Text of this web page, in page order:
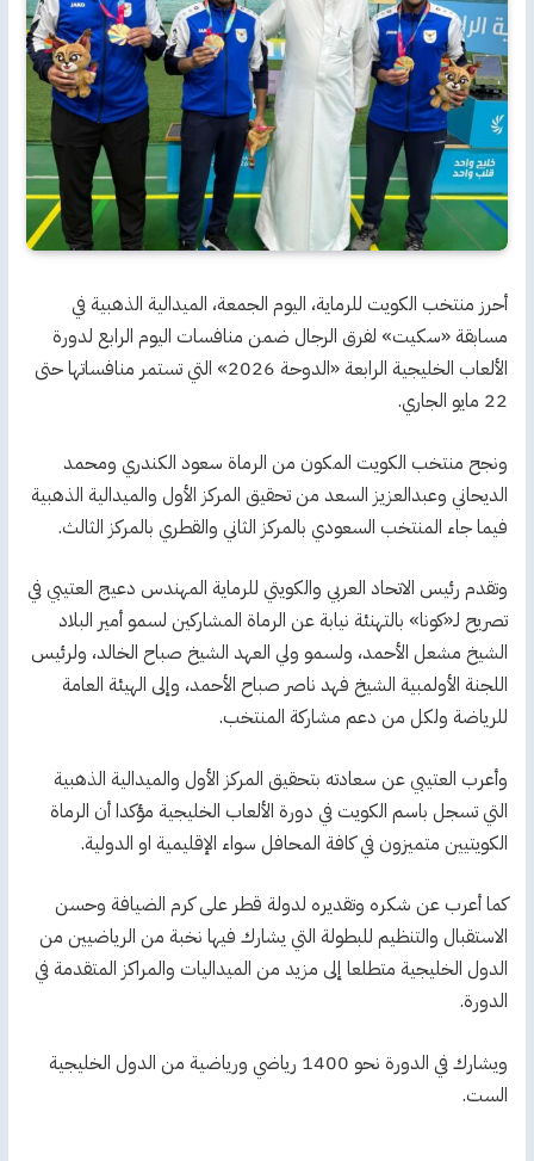
أحرز منتخب الكويت للرماية، اليوم الجمعة، الميدالية الذهبية في
مسابقة «سكيت» لفرق الرجال ضمن منافسات اليوم الرابع لدورة
الألعاب الخليجية الرابعة «الدوحة 2026» التي تستمر منافساتها حتى
22 مايو الجاري.
ونجح منتخب الكويت المكون من الرماة سعود الكندري ومحمد
الديحاني وعبدالعزيز السعد من تحقيق المركز الأول والميدالية الذهبية
فيما جاء المنتخب السعودي بالمركز الثاني والقطري بالمركز الثالث.
وتقدم رئيس الاتحاد العربي والكويتي للرماية المهندس دعيج العتيبي في
تصريح لـ«كونا» بالتهنئة نيابة عن الرماة المشاركين لسمو أمير البلاد
الشيخ مشعل الأحمد، ولسمو ولي العهد الشيخ صباح الخالد، ولرئيس
اللجنة الأولمبية الشيخ فهد ناصر صباح الأحمد، وإلى الهيئة العامة
للرياضة ولكل من دعم مشاركة المنتخب.
وأعرب العتيبي عن سعادته بتحقيق المركز الأول والميدالية الذهبية
التي تسجل باسم الكويت في دورة الألعاب الخليجية مؤكدا أن الرماة
الكويتيين متميزون في كافة المحافل سواء الإقليمية او الدولية.
كما أعرب عن شكره وتقديره لدولة قطر على كرم الضيافة وحسن
الاستقبال والتنظيم للبطولة التي يشارك فيها نخبة من الرياضيين من
الدول الخليجية متطلعا إلى مزيد من الميداليات والمراكز المتقدمة في
الدورة.
ويشارك في الدورة نحو 1400 رياضي ورياضية من الدول الخليجية
الست.